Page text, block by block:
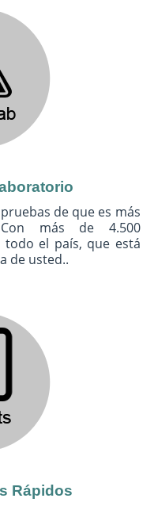
de que es más
más de 4.500
el país, que está
de usted..
Rápidos